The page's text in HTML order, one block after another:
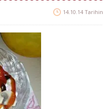
14.10.14